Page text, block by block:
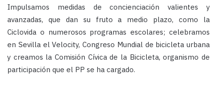
Impulsamos medidas de concienciación valientes y
avanzadas, que dan su fruto a medio plazo, como la
Ciclovida o numerosos programas escolares; celebramos
en Sevilla el Velocity, Congreso Mundial de bicicleta urbana
y creamos la Comisión Cívica de la Bicicleta, organismo de
participación que el PP se ha cargado.